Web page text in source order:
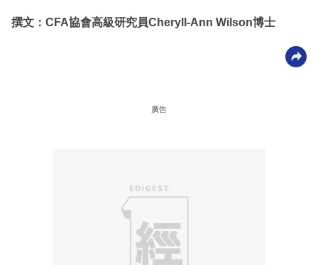
撰文：CFA協會高級研究員Cheryll-Ann Wilson博士
廣告